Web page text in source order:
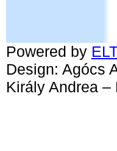
Powered by
Design: Agócs
Király Andrea